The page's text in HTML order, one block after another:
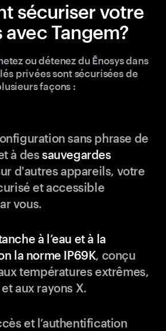
sécuriser votre
avec Tangem?
ou détenez du Ēnosys dans
privées sont sécurisées de
façons :
sans phrase de
à dessauvegardes
d'autres appareils, votre
et accessible
vous.
à l’eau et à la
la norme IP69K, conçu
températures extrêmes,
et aux rayons X.
et l’authentification